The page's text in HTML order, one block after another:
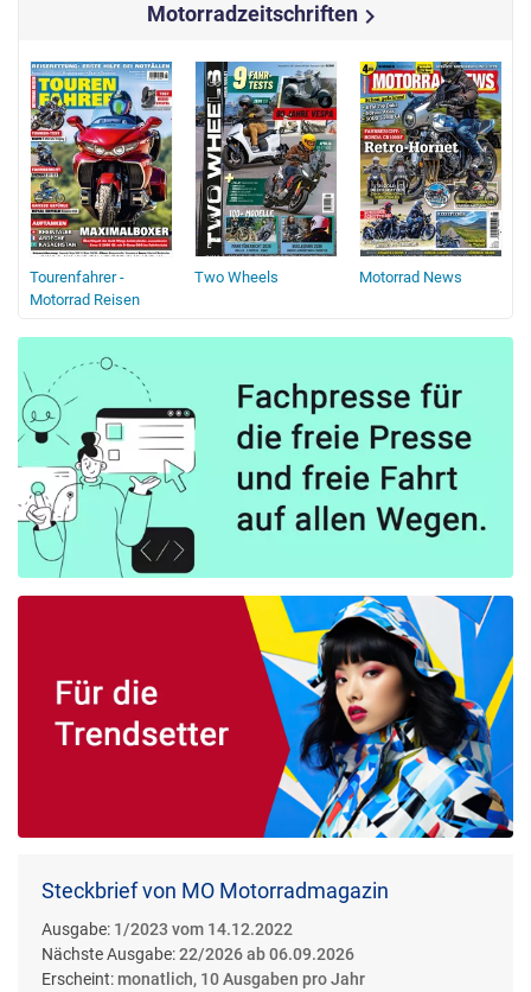
Motorradzeitschriftenchevron_right
Tourenfahrer -
Motorrad Reisen
Two Wheels Motorrad News
Steckbrief von MO Motorradmagazin
Ausgabe: 1/2023 vom 14.12.2022
Nächste Ausgabe:22/2026 ab 06.09.2026
Erscheint: monatlich, 10 Ausgaben pro Jahr